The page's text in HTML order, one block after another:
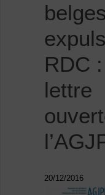
belges
RDC
lettre
20/12/2016